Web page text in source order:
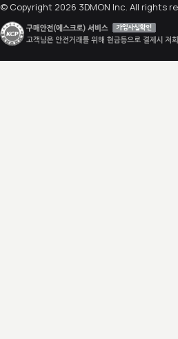
© Copyright 2026 3DMON Inc. All rights